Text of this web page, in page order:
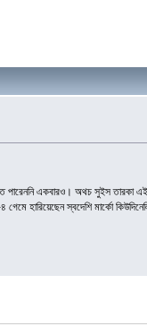
পারেননি একবারও। অথচ সুইস
হারিয়েছেন স্বদেশি মার্কো